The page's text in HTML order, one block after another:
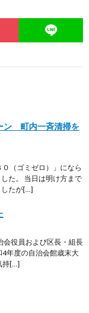
ン 町内一斉清掃を
（ゴミゼロ）」になら
た。 当日は明け方まで
したが[…]
会役員および区長・組長
年度の自治会館歳末大
持[…]